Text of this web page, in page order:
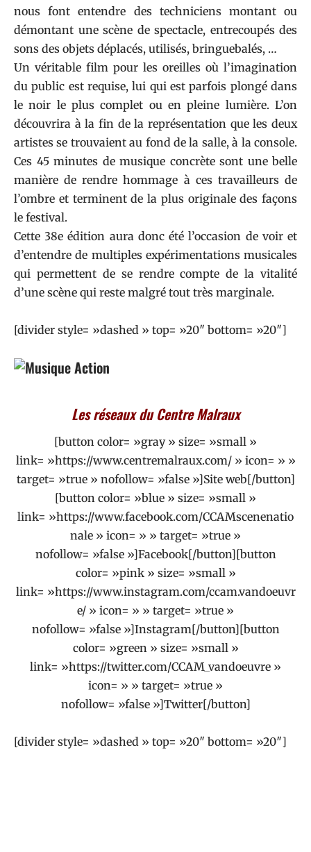
nous font entendre des techniciens montant ou
démontant une scène de spectacle, entrecoupés des
sons des objets déplacés, utilisés, bringuebalés, …
Un véritable film pour les oreilles où l’imagination
du public est requise, lui qui est parfois plongé dans
le noir le plus complet ou en pleine lumière. L’on
découvrira à la fin de la représentation que les deux
artistes se trouvaient au fond de la salle, à la console.
Ces 45 minutes de musique concrète sont une belle
manière de rendre hommage à ces travailleurs de
l’ombre et terminent de la plus originale des façons
le festival.
Cette 38e édition aura donc été l’occasion de voir et
d’entendre de multiples expérimentations musicales
qui permettent de se rendre compte de la vitalité
d’une scène qui reste malgré tout très marginale.
[divider style= »dashed » top= »20″ bottom= »20″]
Les réseaux du Centre Malraux
[button color= »gray » size= »small »
link= »https://www.centremalraux.com/ » icon= » »
target= »true » nofollow= »false »]Site web[/button]
[button color= »blue » size= »small »
link= »https://www.facebook.com/CCAMscenenatio
nale » icon= » » target= »true »
nofollow= »false »]Facebook[/button][button
color= »pink » size= »small »
link= »https://www.instagram.com/ccam.vandoeuvr
e/ » icon= » » target= »true »
nofollow= »false »]Instagram[/button][button
color= »green » size= »small »
link= »https://twitter.com/CCAM_vandoeuvre »
icon= » » target= »true »
nofollow= »false »]Twitter[/button]
[divider style= »dashed » top= »20″ bottom= »20″]